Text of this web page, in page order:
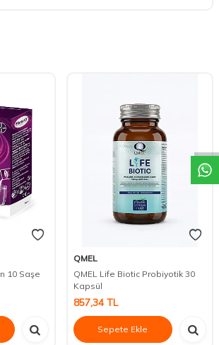
10 Saşe
QMEL
QMEL Life Biotic Probiyotik 30
Kapsül
857,34TL
Sepete Ekle